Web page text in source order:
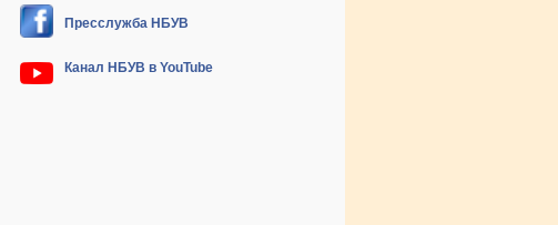
Пресслужба НБУВ
Канал НБУВ в YouTube